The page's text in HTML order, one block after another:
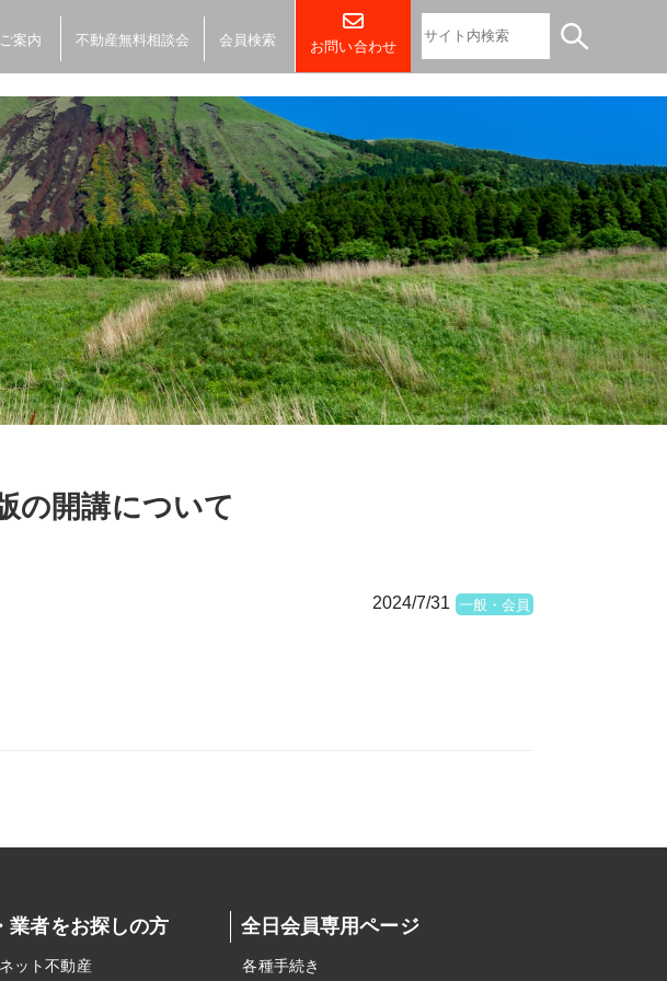
案内 不動産無料相談会 会員検索 お問い合わせ
の開講について
2024/7/31 一般・会員
業者をお探しの方
ット不動産
全日会員専用ページ
各種手続き